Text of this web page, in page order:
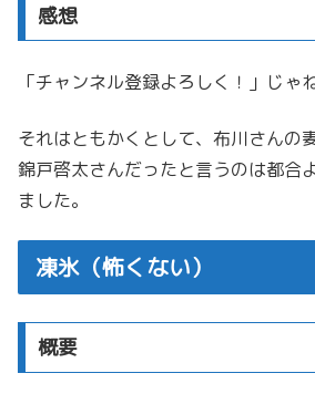
感想
「チャンネル登録よろしく！」じゃ
それはともかくとして、布川さんの
錦戸啓太さんだったと言うのは都合
ました。
凍氷（怖くない）
概要